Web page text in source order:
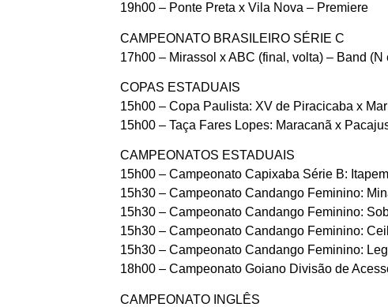
19h00 – Ponte Preta x Vila Nova – Premiere
CAMPEONATO BRASILEIRO SÉRIE C
17h00 – Mirassol x ABC (final, volta) – Band
COPAS ESTADUAIS
15h00 – Copa Paulista: XV de Piracicaba x
15h00 – Taça Fares Lopes: Maracanã x
CAMPEONATOS ESTADUAIS
15h00 – Campeonato Capixaba Série B:
15h30 – Campeonato Candango Feminino:
15h30 – Campeonato Candango Feminino:
15h30 – Campeonato Candango Feminino:
15h30 – Campeonato Candango Feminino:
18h00 – Campeonato Goiano Divisão de
CAMPEONATO INGLÊS